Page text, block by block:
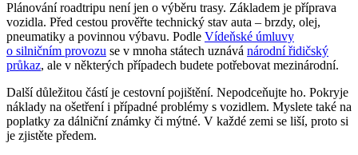
Plánování roadtripu není jen o výběru trasy. Základem je příprava
vozidla. Před cestou prověřte technický stav auta – brzdy, olej,
pneumatiky a povinnou výbavu. Podle Vídeňské úmluvy
o silničním provozu se v mnoha státech uznává národní řidičský
průkaz, ale v některých případech budete potřebovat mezinárodní.
Další důležitou částí je cestovní pojištění. Nepodceňujte ho. Pokryje
náklady na ošetření i případné problémy s vozidlem. Myslete také na
poplatky za dálniční známky či mýtné. V každé zemi se liší, proto si
je zjistěte předem.